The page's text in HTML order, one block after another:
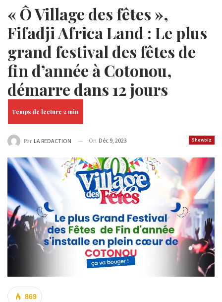
« Ô Village des fêtes »,
Fifadji Africa Land : Le plus
grand festival des fêtes de
fin d’année à Cotonou,
démarre dans 12 jours
Showbiz
Par LA REDACTION On Déc 9, 2023
869